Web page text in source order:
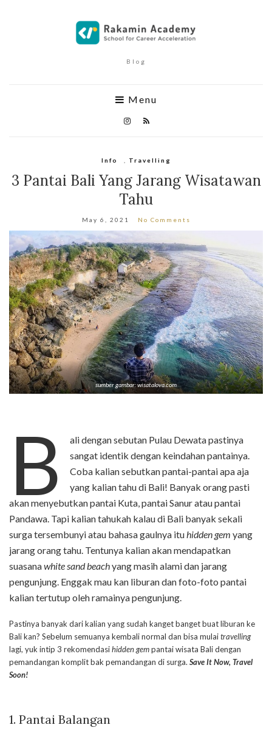
Blog
Menu
Info Travelling
3 Pantai Bali Yang Jarang Wisatawan
Tahu
May 6, 2021 No Comments
sumber gambar: wisatalova.com
B
ali dengan sebutan Pulau Dewata pastinya
sangat identik dengan keindahan pantainya.
Coba kalian sebutkan pantai-pantai apa aja
yang kalian tahu di Bali! Banyak orang pasti
akan menyebutkan pantai Kuta, pantai Sanur atau pantai
Pandawa. Tapi kalian tahukah kalau di Bali banyak sekali
surga tersembunyi atau bahasa gaulnya itu hidden gem yang
jarang orang tahu. Tentunya kalian akan mendapatkan
suasanawhite sand beachyang masih alami dan jarang
pengunjung. Enggak mau kan liburan dan foto-foto pantai
kalian tertutup oleh ramainya pengunjung.
Pastinya banyak dari kalian yang sudah kanget banget buat liburan ke
Bali kan? Sebelum semuanya kembali normal dan bisa mulaitravelling
lagi, yuk intip 3 rekomendasihidden gempantai wisata Bali dengan
pemandangan komplit bak pemandangan di surga. Save It Now, Travel
Soon!
1. Pantai Balangan